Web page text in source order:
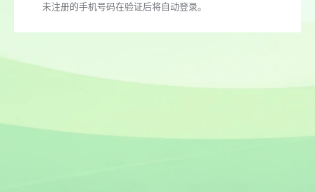
未注册的手机号码在验证后将自动登录。